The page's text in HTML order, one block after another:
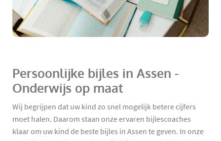
Persoonlijke bijles in Assen -
Onderwijs op maat
Wij begrijpen dat uw kind zo snel mogelijk betere cijfers
moet halen. Daarom staan onze ervaren bijlescoaches
klaar om uw kind de beste bijles in Assen te geven. In onze